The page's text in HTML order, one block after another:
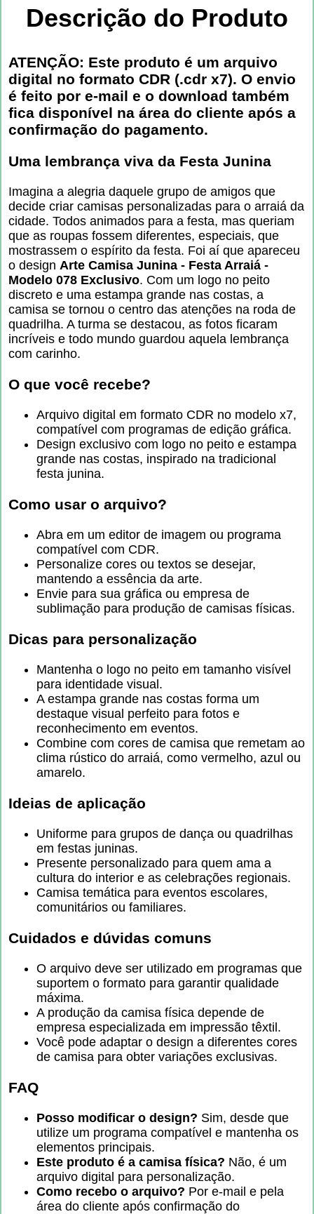
Descrição do Produto
ATENÇÃO: Este produto é um arquivo
digital no formato CDR (.cdr x7). O envio
é feito por e-mail e o download também
fica disponível na área do cliente após a
confirmação do pagamento.
Uma lembrança viva da Festa Junina
Imagina a alegria daquele grupo de amigos que
decide criar camisas personalizadas para o arraiá da
cidade. Todos animados para a festa, mas queriam
que as roupas fossem diferentes, especiais, que
mostrassem o espírito da festa. Foi aí que apareceu
o design Arte Camisa Junina - Festa Arraiá -
Modelo 078 Exclusivo. Com um logo no peito
discreto e uma estampa grande nas costas, a
camisa se tornou o centro das atenções na roda de
quadrilha. A turma se destacou, as fotos ficaram
incríveis e todo mundo guardou aquela lembrança
com carinho.
O que você recebe?
Arquivo digital em formato CDR no modelo x7,
compatível com programas de edição gráfica.
Design exclusivo com logo no peito e estampa
grande nas costas, inspirado na tradicional
festa junina.
Como usar o arquivo?
Abra em um editor de imagem ou programa
compatível com CDR.
Personalize cores ou textos se desejar,
mantendo a essência da arte.
Envie para sua gráfica ou empresa de
sublimação para produção de camisas físicas.
Dicas para personalização
Mantenha o logo no peito em tamanho visível
para identidade visual.
A estampa grande nas costas forma um
destaque visual perfeito para fotos e
reconhecimento em eventos.
Combine com cores de camisa que remetam ao
clima rústico do arraiá, como vermelho, azul ou
amarelo.
Ideias de aplicação
Uniforme para grupos de dança ou quadrilhas
em festas juninas.
Presente personalizado para quem ama a
cultura do interior e as celebrações regionais.
Camisa temática para eventos escolares,
comunitários ou familiares.
Cuidados e dúvidas comuns
O arquivo deve ser utilizado em programas que
suportem o formato para garantir qualidade
máxima.
A produção da camisa física depende de
empresa especializada em impressão têxtil.
Você pode adaptar o design a diferentes cores
de camisa para obter variações exclusivas.
FAQ
Posso modificar o design? Sim, desde que
utilize um programa compatível e mantenha os
elementos principais.
Este produto é a camisa física? Não, é um
arquivo digital para personalização.
Como recebo o arquivo? Por e-mail e pela
área do cliente após confirmação do